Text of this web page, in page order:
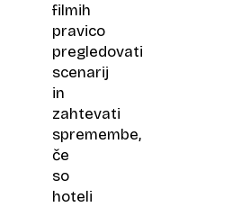
filmih
pravico
pregledovati
scenarij
in
zahtevati
spremembe,
če
so
hoteli